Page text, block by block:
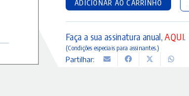
era:
10,50 €.
é:
9,45 €.
ADICIONAR AO CARRINHO
Faça a sua assinatura anual,AQUI.
(Condições especiais para assinantes.)
Partilhar: